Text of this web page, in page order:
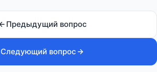
Предыдущий вопрос
Следующий вопрос